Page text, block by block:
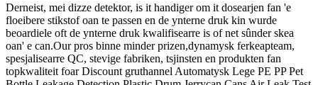
Derneist, mei dizze detektor, is it handiger om it dosearjen fan 'e
floeibere stikstof oan te passen en de ynterne druk kin wurde
beoardiele oft de ynterne druk kwalifisearre is of net sûnder skea
oan' e can.Our pros binne minder prizen,dynamysk ferkeapteam,
spesjalisearre QC, stevige fabriken, tsjinsten en produkten fan
topkwaliteit foar Discount gruthannel Automatysk Lege PE PP Pet